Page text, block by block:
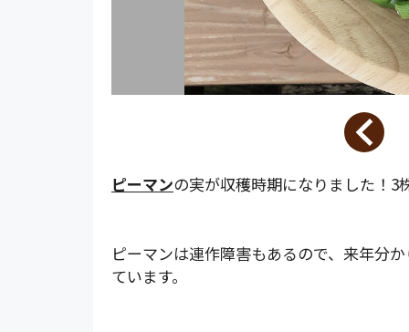
ピーマンの実が収穫時期になりました！
ピーマンは連作障害もあるので、来年分
ています。